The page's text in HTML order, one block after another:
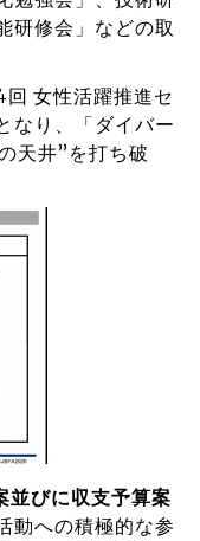
研修会」などの取
女性活躍推進セ
なり、「ダイバー
天井”を打ち破
並びに収支予算案
動への積極的な参